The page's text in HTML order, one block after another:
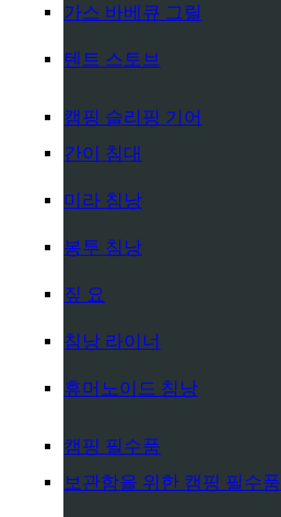
가스 바베큐 그릴
텐트 스토브
캠핑 슬리핑 기어
간이 침대
미라 침낭
봉투 침낭
짚 요
침낭 라이너
휴머노이드 침낭
캠핑 필수품
보관함을 위한 캠핑 필수품